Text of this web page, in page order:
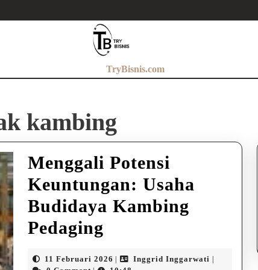
TryBisnis.com
kambing
Menggali Potensi
Keuntungan: Usaha
Budidaya Kambing
Pedaging
11 Februari 2026 11
Inggrid Inggarwati Inggrid